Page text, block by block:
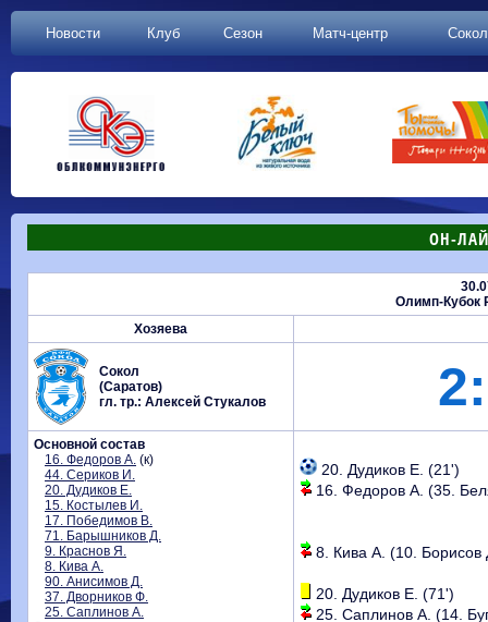
Новости Клуб Сезон Матч-центр
ОН-
Олимп-Кубок
Хозяева
Сокол
(Саратов)
гл. тр.: Алексей Стукалов
Основной состав
16. Федоров А. (к)
44. Сериков И.
20. Дудиков Е.
15. Костылев И.
17. Победимов В.
71. Барышников Д.
9. Краснов Я.
8. Кива А.
90. Анисимов Д.
37. Дворников Ф.
25. Саплинов А.
20. Дудиков Е. (21')
16. Федоров А. (35.
8. Кива А. (10. Борисов
20. Дудиков Е. (71')
25. Саплинов А. (14.